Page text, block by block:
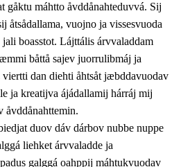
ja diehtemvájnogisvuohta
birásdiedulasjvuohta
gåktu máhtto åvddånahteduvvá. Sij
åtsådallama, vuojno ja vissesvuoda
boasstot. Lájttális árvvaladdam
båttå sajev juorrulibmáj ja
dan diehti åhtsåt jæbddavuodav
ja kreatijva ájádallamij hárráj mij
åvddånahttemin.
duov dáv dárbov nubbe nuppe
liehket árvvaladde ja
galggá oahppij máhtukvuodav